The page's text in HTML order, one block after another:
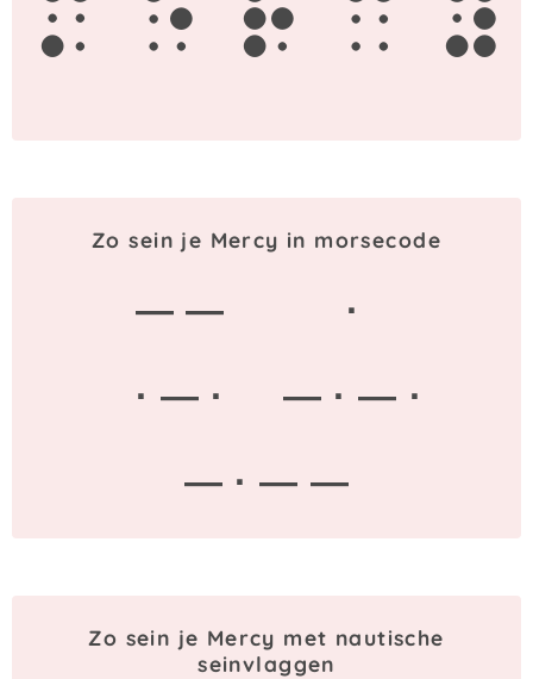
m e r c y
Zo sein je Mercy in morsecode
— —
·
· — ·
— · — ·
— · — —
Zo sein je Mercy met nautische
seinvlaggen